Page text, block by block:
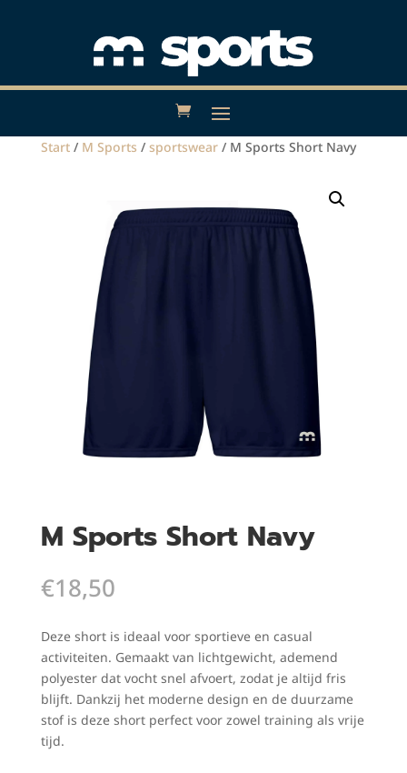
Start/ M Sports / sportswear/ M Sports Short Navy
M Sports Short Navy
€18,50
Deze short is ideaal voor sportieve en casual
activiteiten. Gemaakt van lichtgewicht, ademend
polyester dat vocht snel afvoert, zodat je altijd fris
blijft. Dankzij het moderne design en de duurzame
stof is deze short perfect voor zowel training als vrije
tijd.